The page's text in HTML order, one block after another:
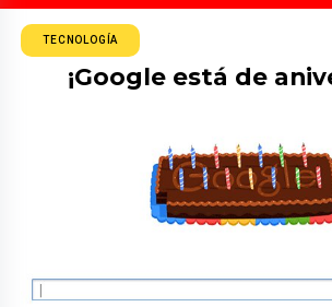
TECNOLOGÍA
¡Google está de